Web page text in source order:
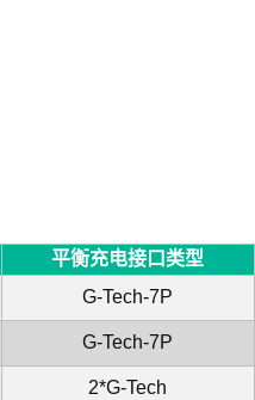
平衡充电接口类型
G-Tech-7P
G-Tech-7P
2*G-Tech